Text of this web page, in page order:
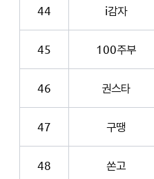
44 i감자
45 100주부
46 권스타
47 구땡
48 쏜고